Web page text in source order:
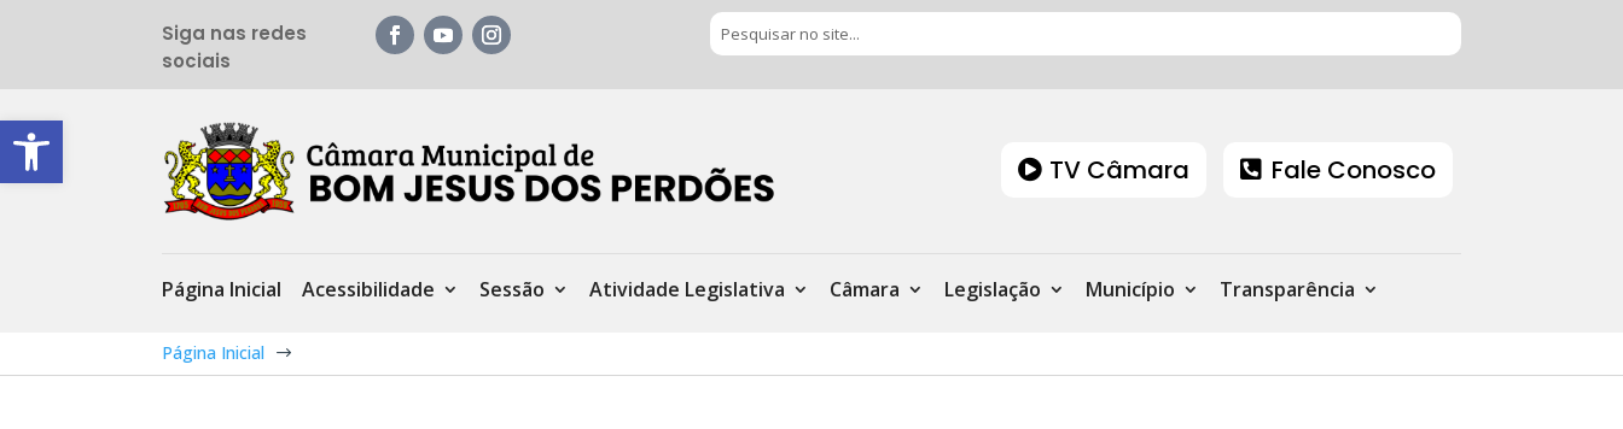
Barra de Ferramentas Aberta
Siga nas redes
sociais
TV Câmara Fale Conosco
Página Inicial Acessibilidade Sessão Atividade Legislativa Câmara Legislação Município Transparência
Página Inicial $